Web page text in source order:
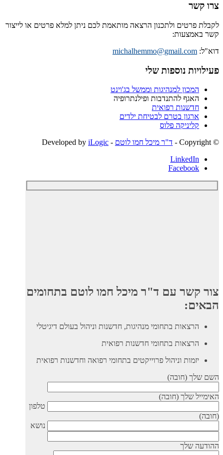
צרו קשר
לקבלת פרטים ולתכנון הרצאה מותאמת לכם ניתן למלא פרטים או לייצור
קשר באמצעות:
דוא"ל: michalhemmo@gmail.com
פעילויות נוספות שלי
המכון למנהיגות וממשל בג'וינט
האגף להתנדבות ופילנתרופיה
חדשנות רפואית
ארגון בטרם לבטיחת ילדים
קליניקה פלוס
© ‫Copyright -
ד"ר מיכל חמו לוטם - Developed by
iLogic
LinkedIn
Facebook
צור קשר עם ד"ר מיכל חמו לוטם בתחומים
הבאים:
הרצאות בתחומי מנהיגות, חדשנות וניהול בעולם דיגיטלי
הרצאות בתחומי חדשנות רפואית
יזמות וניהול פרוייקטים בתחומי רפואה וחדשנות רפואית
השם שלך (חובה)
האימייל שלך (חובה)
טלפון
(חובה)
נושא
ההודעה שלך